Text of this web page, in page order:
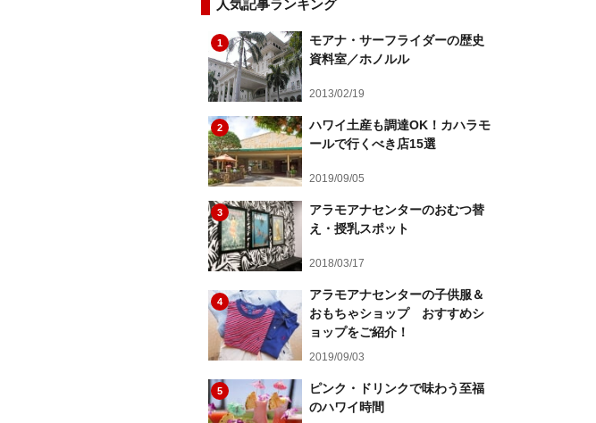
人気記事ランキング
1
モアナ・サーフライダーの歴史
資料室／ホノルル
2013/02/19
2
ハワイ土産も調達OK！カハラモ
ールで行くべき店15選
2019/09/05
3
アラモアナセンターのおむつ替
え・授乳スポット
2018/03/17
4
アラモアナセンターの子供服＆
おもちゃショップ おすすめシ
ョップをご紹介！
2019/09/03
5
ピンク・ドリンクで味わう至福
のハワイ時間